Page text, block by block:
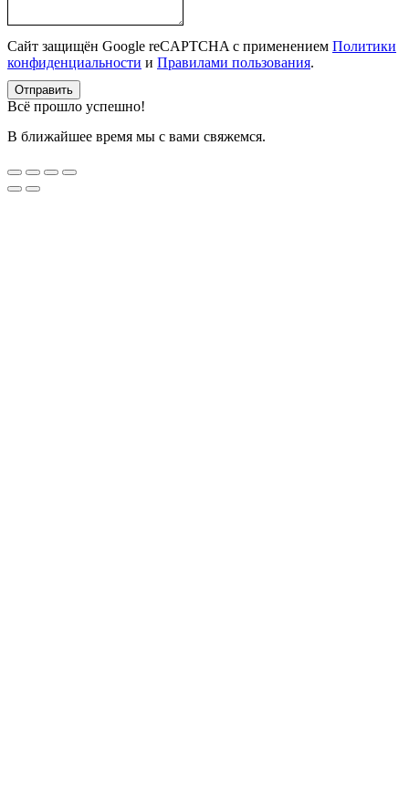
Сайт защищён Google reCAPTCHA с применением Политики
конфиденциальности и Правилами пользования.
Отправить
Всё прошло успешно!
В ближайшее время мы с вами свяжемся.